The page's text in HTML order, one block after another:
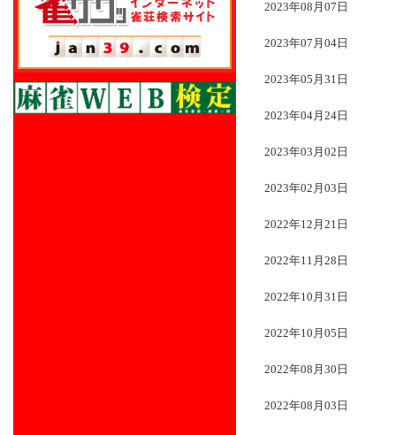
2023年08月07日
2023年07月04日
2023年05月31日
2023年04月24日
2023年03月02日
2023年02月03日
2022年12月21日
2022年11月28日
2022年10月31日
2022年10月05日
2022年08月30日
2022年08月03日